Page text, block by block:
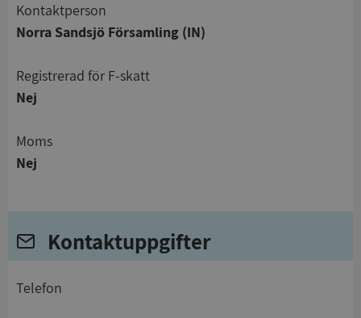
Kontaktperson
Norra Sandsjö Församling (IN)
registrerad för F-skatt
Nej
Moms
Nej
Kontaktuppgifter
telefon